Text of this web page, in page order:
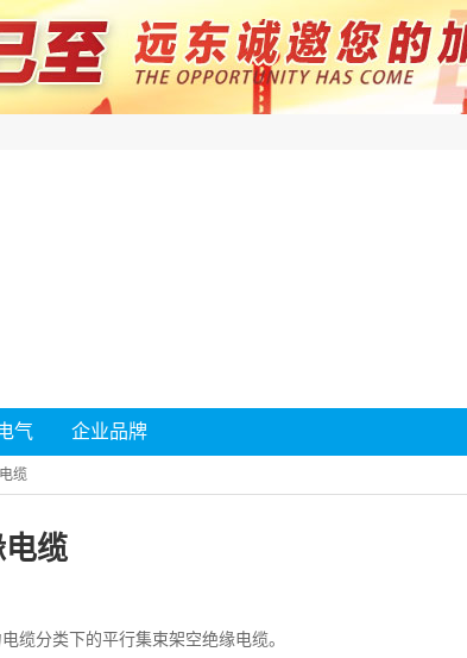
气 企业品牌
缆
缆
缆分类下的平行集束架空绝缘电缆。